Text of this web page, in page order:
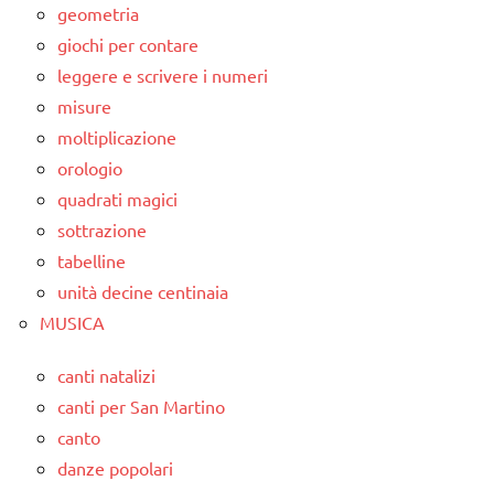
geometria
giochi per contare
leggere e scrivere i numeri
misure
moltiplicazione
orologio
quadrati magici
sottrazione
tabelline
unità decine centinaia
MUSICA
canti natalizi
canti per San Martino
canto
danze popolari